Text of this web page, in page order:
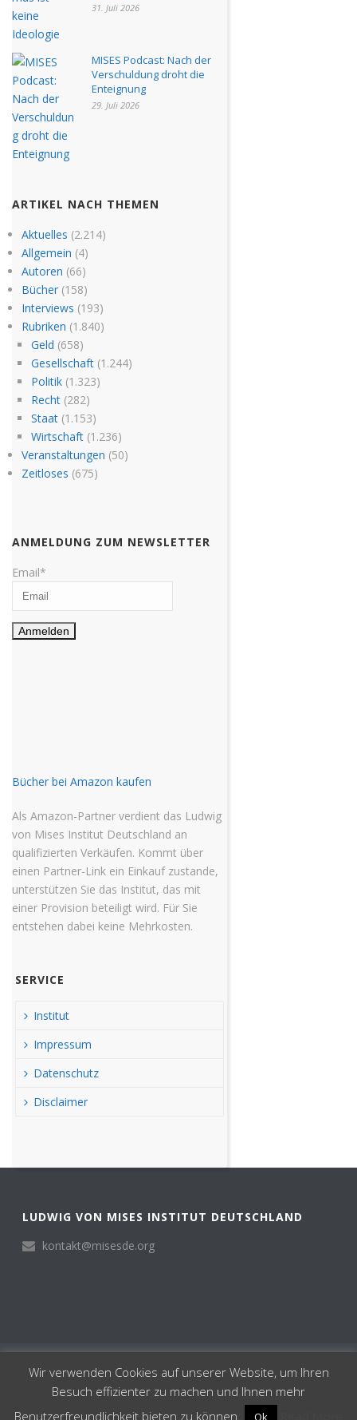
31. Juli 2026
MISES Podcast: Nach der
Verschuldung droht die
Enteignung
29. Juli 2026
ARTIKEL NACH THEMEN
Aktuelles (2.214)
Allgemein (4)
Autoren (66)
Bücher(158)
Interviews (193)
Rubriken (1.840)
Geld (658)
Gesellschaft(1.244)
Politik(1.323)
Recht(282)
Staat(1.153)
Wirtschaft(1.236)
Veranstaltungen (50)
Zeitloses (675)
ANMELDUNG ZUM NEWSLETTER
Email*
Bücher bei Amazon kaufen
Als Amazon-Partner verdient das Ludwig
von Mises Institut Deutschland an
qualifizierten Verkäufen. Kommt über
einen Partner-Link ein Einkauf zustande,
unterstützen Sie das Institut, das mit
einer Provision beteiligt wird. Für Sie
entstehen dabei keine Mehrkosten.
SERVICE
Institut
Impressum
Datenschutz
Disclaimer
LUDWIG VON MISES INSTITUT DEUTSCHLAND
kontakt@misesde.org
Institut
Impressum
Datenschutz
Wir verwenden Cookies auf unserer Website, um Ihren
Besuch effizienter zu machen und Ihnen mehr
Benutzerfreundlichkeit bieten zu können.
Ok